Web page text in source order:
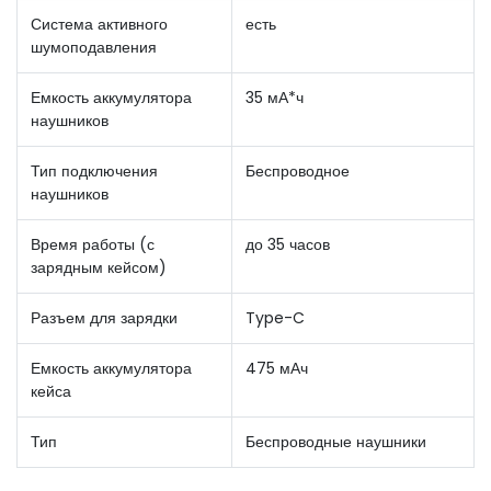
Система активного
шумоподавления
есть
Емкость аккумулятора
наушников
35 мА*ч
Тип подключения
наушников
Беспроводное
Время работы (с
зарядным кейсом)
до 35 часов
Разъем для зарядки Type-C
Емкость аккумулятора
кейса
475 мАч
Тип Беспроводные наушники